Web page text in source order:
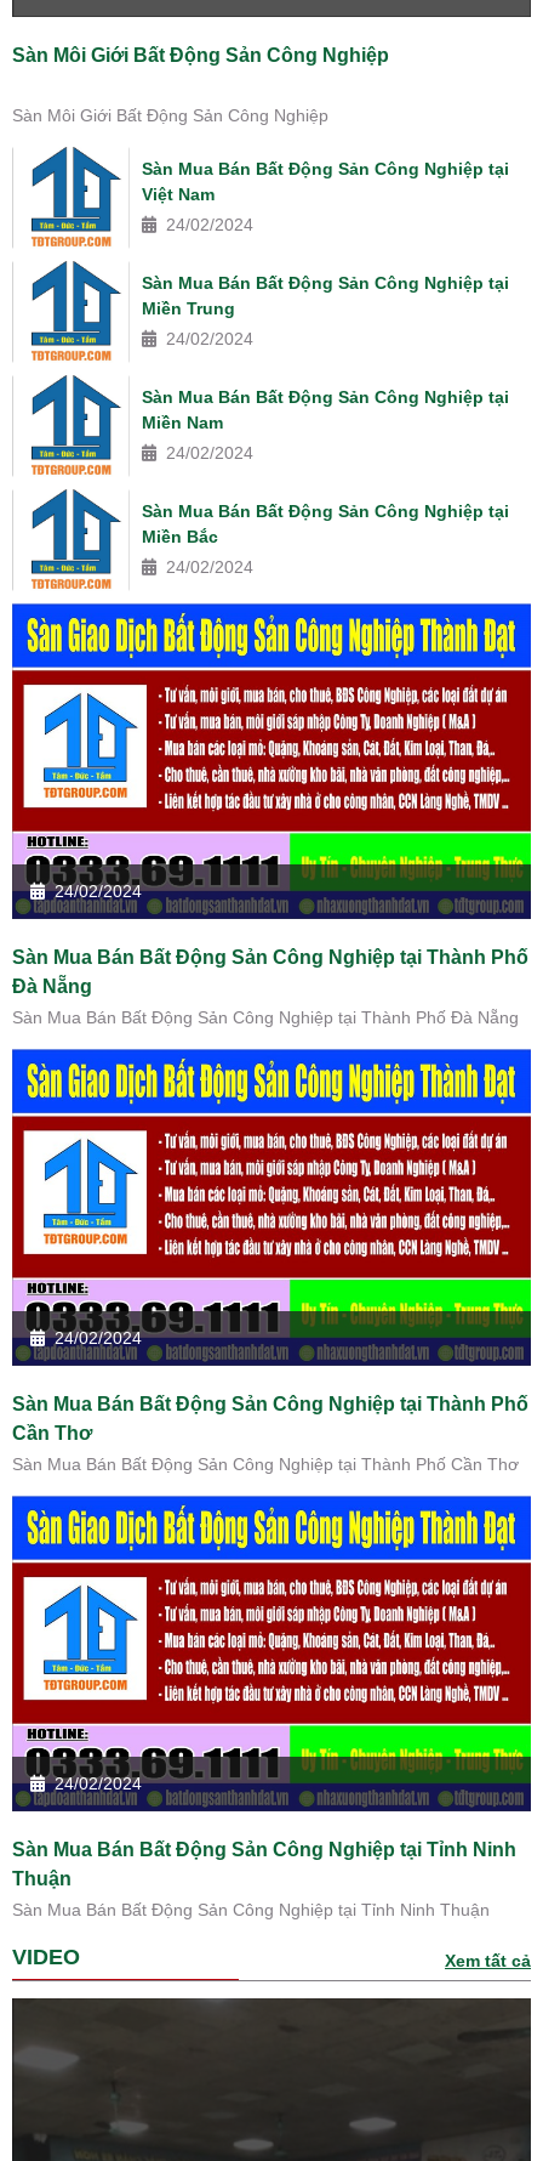
Sàn Môi Giới Bất Động Sản Công Nghiệp
Sàn Môi Giới Bất Động Sản Công Nghiệp
Sàn Mua Bán Bất Động Sản Công Nghiệp tại
Việt Nam
24/02/2024
Sàn Mua Bán Bất Động Sản Công Nghiệp tại
Miền Trung
24/02/2024
Sàn Mua Bán Bất Động Sản Công Nghiệp tại
Miền Nam
24/02/2024
Sàn Mua Bán Bất Động Sản Công Nghiệp tại
Miền Bắc
24/02/2024
24/02/2024
Sàn Mua Bán Bất Động Sản Công Nghiệp tại Thành Phố
Đà Nẵng
Sàn Mua Bán Bất Động Sản Công Nghiệp tại Thành Phố Đà Nẵng
24/02/2024
Sàn Mua Bán Bất Động Sản Công Nghiệp tại Thành Phố
Cần Thơ
Sàn Mua Bán Bất Động Sản Công Nghiệp tại Thành Phố Cần Thơ
24/02/2024
Sàn Mua Bán Bất Động Sản Công Nghiệp tại Tỉnh Ninh
Thuận
Sàn Mua Bán Bất Động Sản Công Nghiệp tại Tỉnh Ninh Thuận
VIDEO Xem tất cả